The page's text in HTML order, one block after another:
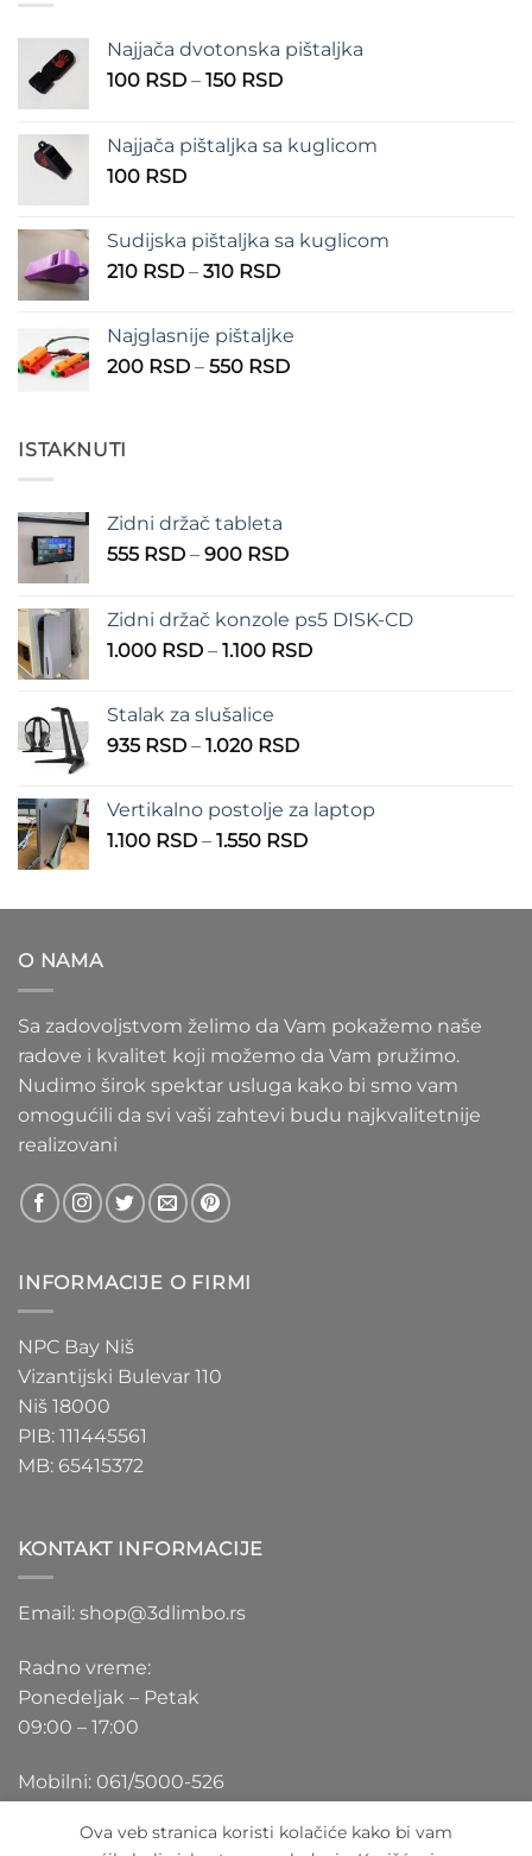
Najjača dvotonska pištaljka
100 RSD – 150 RSDRaspon
100 RSD
Najjača pištaljka sa kuglicom
100 RSD
Sudijska pištaljka sa kuglicom
210 RSD – 310 RSDRaspon
210 RSD
do
Najglasnije pištaljke
200 RSD – 550 RSDRaspon
ISTAKNUTI
Zidni držač tableta
555 RSD – 900 RSDRaspon
555 RSD
do
Zidni držač konzole ps5 DISK-CD
1.000 RSD – 1.100 RSDRaspon
Stalak za slušalice
935 RSD – 1.020 RSDRaspon
935 RSD
do
Vertikalno postolje za laptop
1.100 RSD – 1.550 RSDRaspon
1.100 RSD
O NAMA
Sa zadovoljstvom želimo da Vam pokažemo naše
radove i kvalitet koji možemo da Vam pružimo.
Nudimo širok spektar usluga kako bi smo vam
omogućili da svi vaši zahtevi budu najkvalitetnije
realizovani
INFORMACIJE O FIRMI
NPC Bay Niš
Vizantijski Bulevar 110
Niš 18000
PIB: 111445561
MB: 65415372
KONTAKT INFORMACIJE
Email: shop@3dlimbo.rs
Radno vreme:
Ponedeljak – Petak
09:00 – 17:00
Mobilni: 061/5000-526
Ova veb stranica koristi kolačiće kako bi vam